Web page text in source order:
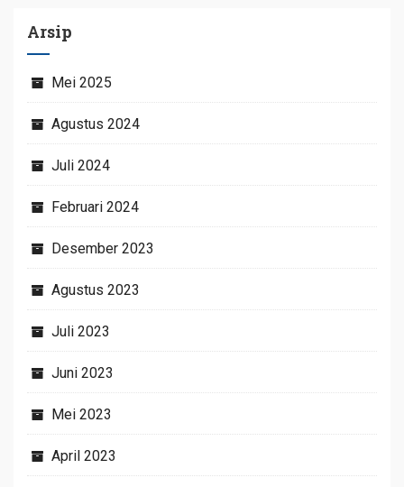
Arsip
Mei 2025
Agustus 2024
Juli 2024
Februari 2024
Desember 2023
Agustus 2023
Juli 2023
Juni 2023
Mei 2023
April 2023